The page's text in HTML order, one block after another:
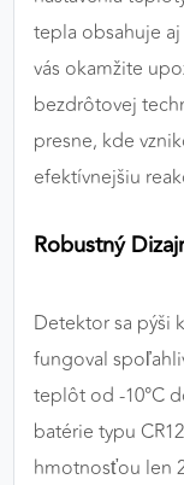
tepla obsahuje
vás okamžite
bezdrôtovej
presne, kde
efektívnejšiu
Robustný
Detektor sa pýši
fungoval
teplôt od -10°C
batérie typu
hmotnosťou len